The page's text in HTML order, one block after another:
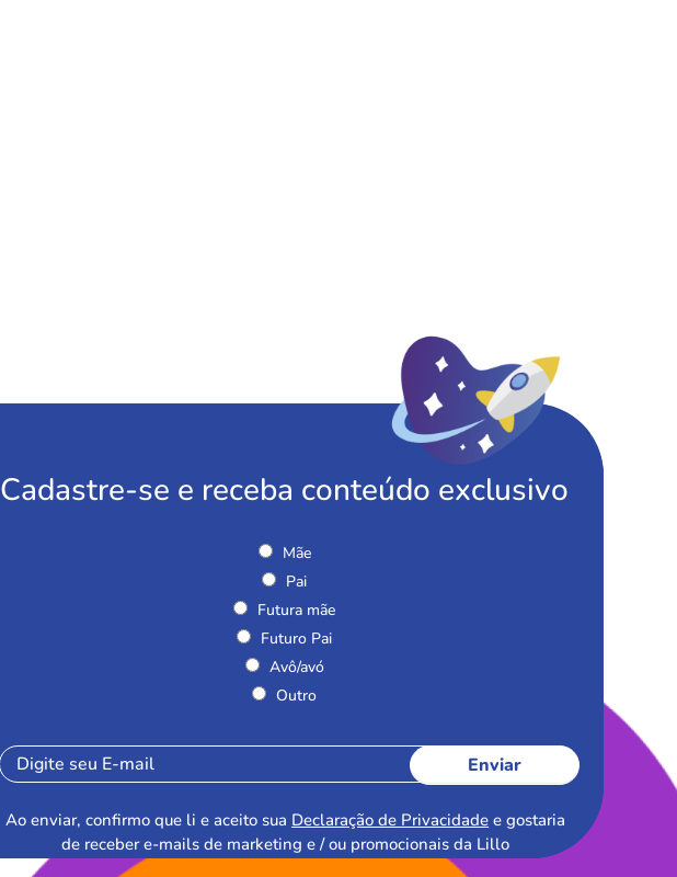
Cadastre-se e receba conteúdo exclusivo
Mãe
Pai
Futura mãe
Futuro Pai
Avô/avó
Outro
Enviar
Ao enviar, confirmo que li e aceito sua Declaração de Privacidade e gostaria
de receber e-mails de marketing e / ou promocionais da Lillo